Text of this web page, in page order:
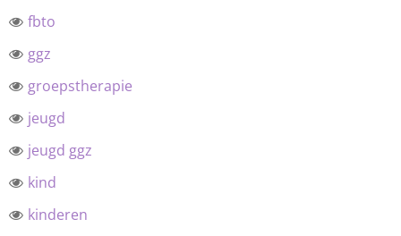
fbto
ggz
groepstherapie
jeugd
jeugd ggz
kind
kinderen